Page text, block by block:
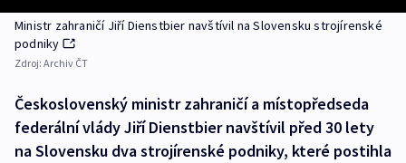
Ministr zahraničí Jiří Dienstbier navštívil na Slovensku strojírenské
podniky
Zdroj: Archiv ČT
Československý ministr zahraničí a místopředseda
federální vlády Jiří Dienstbier navštívil před 30 lety
na Slovensku dva strojírenské podniky, které postihla